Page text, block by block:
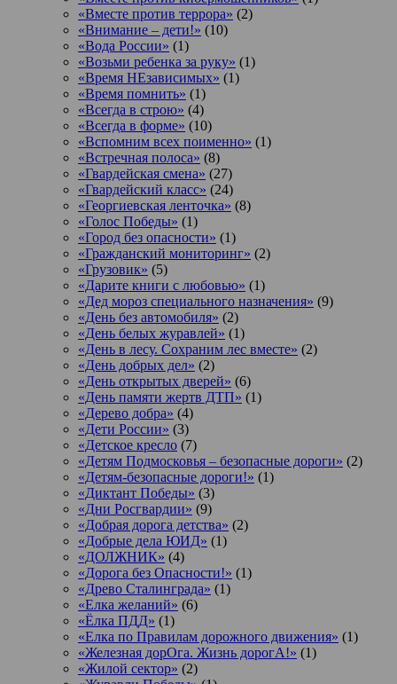
«Вместе против террора» (2)
«Внимание – дети!» (10)
«Вода России» (1)
«Возьми ребенка за руку» (1)
«Время НЕзависимых» (1)
«Время помнить» (1)
«Всегда в строю» (4)
«Всегда в форме» (10)
«Вспомним всех поименно» (1)
«Встречная полоса» (8)
«Гвардейская смена» (27)
«Гвардейский класс» (24)
«Георгиевская ленточка» (8)
«Голос Победы» (1)
«Город без опасности» (1)
«Гражданский мониторинг» (2)
«Грузовик» (5)
«Дарите книги с любовью» (1)
«Дед мороз специального назначения» (9)
«День без автомобиля» (2)
«День белых журавлей» (1)
«День в лесу. Сохраним лес вместе» (2)
«День добрых дел» (2)
«День открытых дверей» (6)
«День памяти жертв ДТП» (1)
«Дерево добра» (4)
«Дети России» (3)
«Детское кресло (7)
«Детям Подмосковья – безопасные дороги» (2)
«Детям-безопасные дороги!» (1)
«Диктант Победы» (3)
«Дни Росгвардии» (9)
«Добрая дорога детства» (2)
«Добрые дела ЮИД» (1)
«ДОЛЖНИК» (4)
«Дорога без Опасности!» (1)
«Древо Сталинграда» (1)
«Елка желаний» (6)
«Ёлка ПДД» (1)
«Елка по Правилам дорожного движения» (1)
«Железная дорОга. Жизнь дорогА!» (1)
«Жилой сектор» (2)